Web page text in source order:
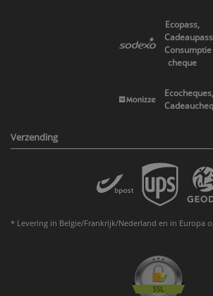
Ecopass,
Consumptie
cheque
Ecocheques,
Verzending
* Levering in Belgie/Frankrijk/Nederland en in Europa